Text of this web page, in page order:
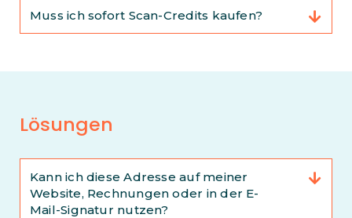
Muss ich sofort Scan-Credits kaufen?
Lösungen
Kann ich diese Adresse auf meiner
Website, Rechnungen oder in der E-
Mail-Signatur nutzen?